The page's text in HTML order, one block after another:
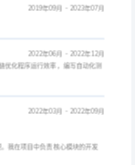
2019年09月 - 2023年07月
2022年06月 - 2022年12月
化程序运行效率，编写自动化测
2022年03月 - 2022年09月
我在项目中负责核心模块的开发